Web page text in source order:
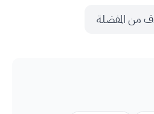
من المفضلة